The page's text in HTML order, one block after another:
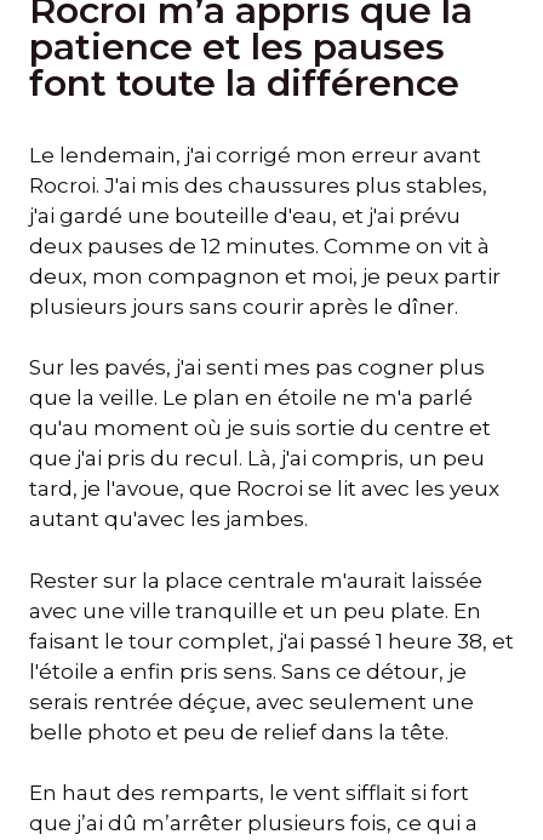
Rocroi m’a appris que la
patience et les pauses
font toute la différence
Le lendemain, j'ai corrigé mon erreur avant
Rocroi. J'ai mis des chaussures plus stables,
j'ai gardé une bouteille d'eau, et j'ai prévu
deux pauses de 12 minutes. Comme on vit à
deux, mon compagnon et moi, je peux partir
plusieurs jours sans courir après le dîner.
Sur les pavés, j'ai senti mes pas cogner plus
que la veille. Le plan en étoile ne m'a parlé
qu'au moment où je suis sortie du centre et
que j'ai pris du recul. Là, j'ai compris, un peu
tard, je l'avoue, que Rocroi se lit avec les yeux
autant qu'avec les jambes.
Rester sur la place centrale m'aurait laissée
avec une ville tranquille et un peu plate. En
faisant le tour complet, j'ai passé 1 heure 38, et
l'étoile a enfin pris sens. Sans ce détour, je
serais rentrée déçue, avec seulement une
belle photo et peu de relief dans la tête.
En haut des remparts, le vent sifflait si fort
que j’ai dû m’arrêter plusieurs fois, ce qui a